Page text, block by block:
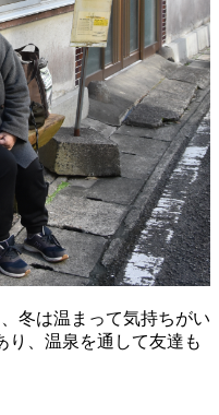
冬は温まって気持ちがい
り、温泉を通して友達も